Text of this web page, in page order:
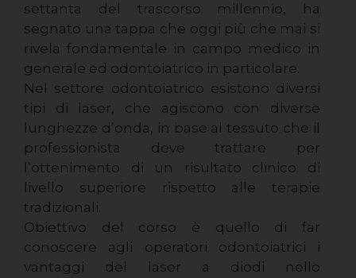
settanta del trascorso millennio, ha
segnato una tappa che oggi più che mai si
rivela fondamentale in campo medico in
generale ed odontoiatrico in particolare.
Nel settore odontoiatrico esistono diversi
tipi di laser, che agiscono con diverse
lunghezze d’onda, in base al tessuto che il
professionista deve trattare per
l’ottenimento di un risultato clinico di
livello superiore rispetto alle terapie
tradizionali.
Obiettivo del corso è quello di far
conoscere agli operatori odontoiatrici i
vantaggi del laser a diodi nello